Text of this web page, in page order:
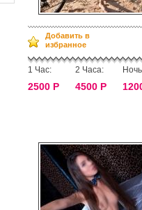
Добавить в
избранное
1 Час:
2500 Р
2 Часа:
4500 Р